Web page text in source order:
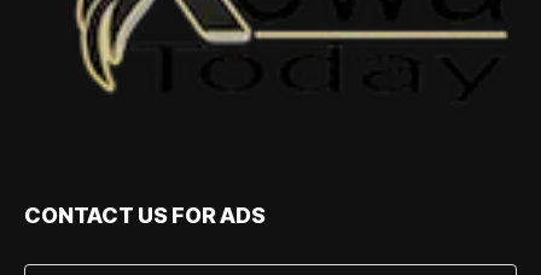
CONTACT US FOR ADS